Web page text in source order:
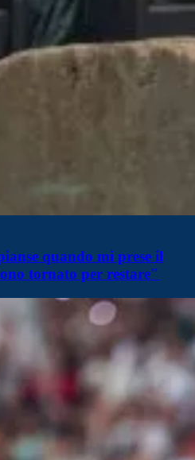
quando mi prese il
tornato per restare"